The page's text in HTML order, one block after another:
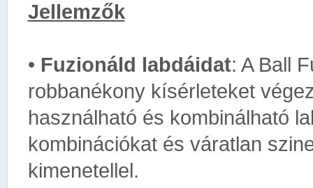
Jellemzők
• Fuzionáld labdáidat: A Ball
robbanékony kísérleteket
használható és kombinálható
kombinációkat és váratlan
kimenetellel.